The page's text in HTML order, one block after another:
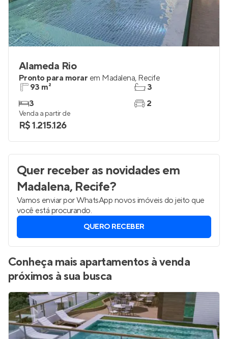
Alameda Rio
Pronto para morar em Madalena, Recife
93 m²
3
3
2
Venda a partir de
R$ 1.215.126
Quer receber as novidadesem
Madalena, Recife?
Vamos enviar por WhatsApp novos imóveis do jeito que
você está procurando.
QUERO RECEBER
Conheça mais apartamentos à venda
próximos à sua busca